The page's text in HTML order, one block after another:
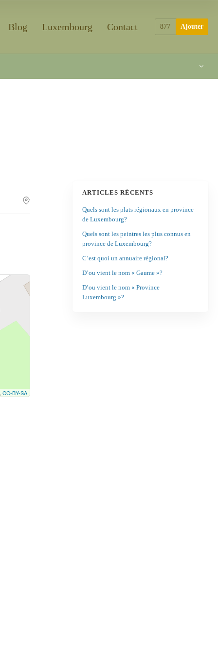
Blog Luxembourg Contact 877 Ajouter
CC-BY-SA
ARTICLES RÉCENTS
Quels sont les plats régionaux en province
de Luxembourg?
Quels sont les peintres les plus connus en
province de Luxembourg?
C’est quoi un annuaire régional?
D’ou vient le nom « Gaume »?
D’ou vient le nom « Province
Luxembourg »?